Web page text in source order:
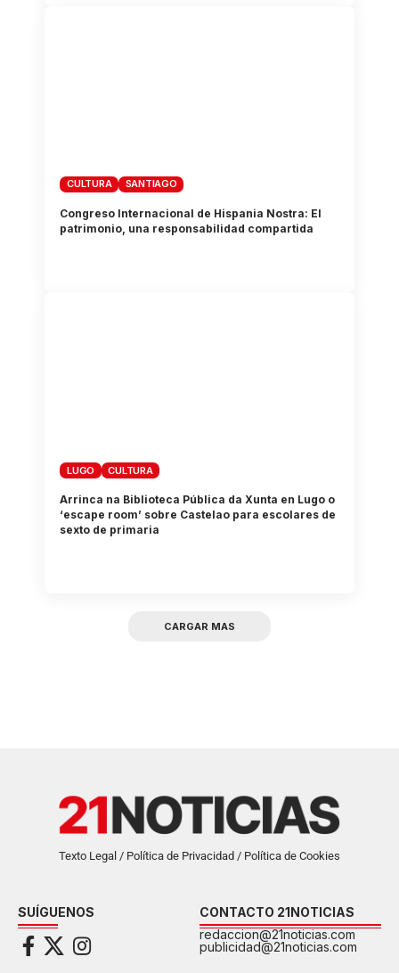
CULTURA SANTIAGO
Congreso Internacional de Hispania Nostra: El
patrimonio, una responsabilidad compartida
LUGO CULTURA
Arrinca na Biblioteca Pública da Xunta en Lugo o
‘escape room’ sobre Castelao para escolares de
sexto de primaria
CARGAR MAS
Texto Legal / Política de Privacidad / Política de Cookies
SUÍGUENOS
CONTACTO 21NOTICIAS
redaccion@21noticias.com
publicidad@21noticias.com